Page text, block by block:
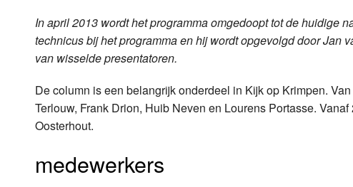
In april 2013 wordt het programma omgedoopt tot de huidige
technicus bij het programma en hij wordt opgevolgd door Jan
van wisselde presentatoren.
De column is een belangrijk onderdeel in Kijk op Krimpen.
Terlouw, Frank Drion, Huib Neven en Lourens Portasse.
Oosterhout.
medewerkers